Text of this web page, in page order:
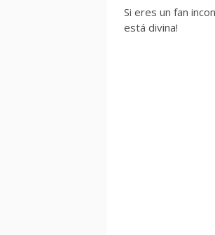
Si eres un fan
está divina!